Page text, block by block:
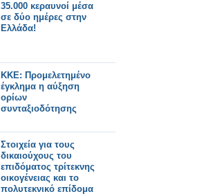
35.000 κεραυνοί μέσα
σε δύο ημέρες στην
Ελλάδα!
ΚΚΕ: Προμελετημένο
έγκλημα η αύξηση
ορίων
συνταξιοδότησης
Στοιχεία για τους
δικαιούχους του
επιδόματος τρίτεκνης
οικογένειας και το
πολυτεκνικό επίδομα